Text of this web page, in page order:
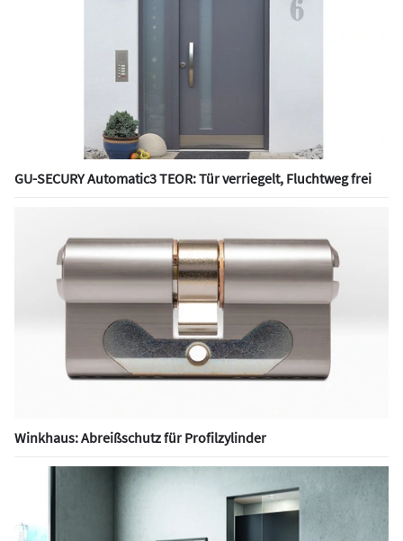
GU-SECURY Automatic3 TEOR: Tür verriegelt, Fluchtweg frei
Winkhaus: Abreißschutz für Profilzylinder